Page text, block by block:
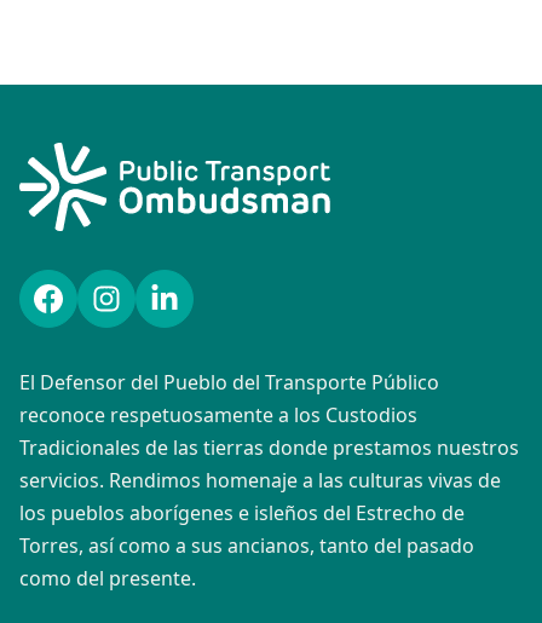
FacebookInstagramLinkedIn
El Defensor del Pueblo del Transporte Público
reconoce respetuosamente a los Custodios
Tradicionales de las tierras donde prestamos nuestros
servicios. Rendimos homenaje a las culturas vivas de
los pueblos aborígenes e isleños del Estrecho de
Torres, así como a sus ancianos, tanto del pasado
como del presente.